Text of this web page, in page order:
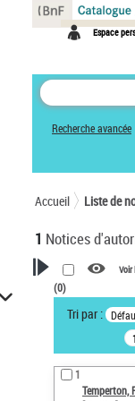
Espace
Recherche avancée
Accueil Liste de
1 Notices
VOTRE
Recherche
notices
Œuvres liées à
Temperton,
Voir
(0)
Tri par :
1
Temperton,
Panneau de gestion des